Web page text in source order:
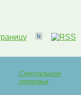
Сексуальное
здоровье